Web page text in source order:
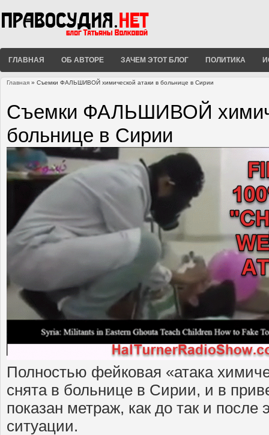
ГЛАВНАЯ ОБ АВТОРЕ ЗАЧЕМ ЭТОТ БЛОГ ПОЛИТИКА
Главная » Съемки ФАЛЬШИВОЙ химической атаки в больнице в Сирии
Съемки ФАЛЬШИВОЙ
больнице в Сирии
Полностью фейковая «атака
снята в больнице в Сирии, и в
показан метраж, как до так и после
ситуации.